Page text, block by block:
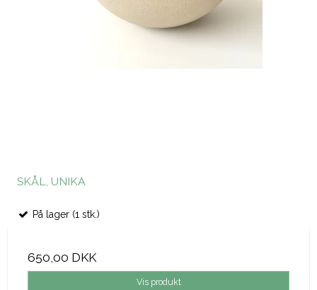
SKÅL, UNIKA
På lager (1 stk.)
650,00 DKK
Vis produkt